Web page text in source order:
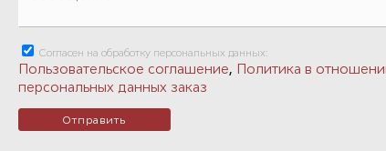
Согласен на обработку персональных данных:
Пользовательское соглашение, Политика в
персональных данных заказ